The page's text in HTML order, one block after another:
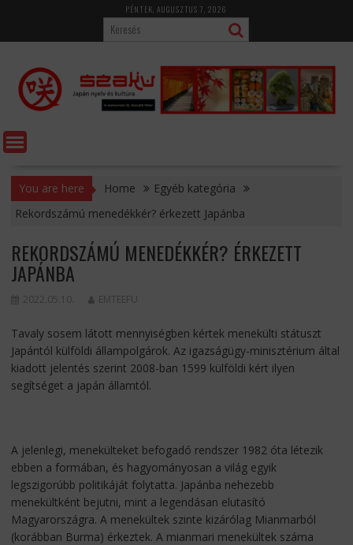
content
PÉNTEK, AUGUSZTUS 7, 2026
You are here Home
Egyéb kategória
Rekordszámú menedékkér? érkezett Japánba
REKORDSZÁMÚ MENEDÉKKÉR? ÉRKEZETT
JAPÁNBA
2022.05.10. EMTEEFU
Tavaly sosem látott mennyiségben kértek menekülti státuszt
Japántól külföldi állampolgárok. Az igazságügy-minisztérium által
kiadott jelentés szerint 2008-ban 1599 külföldi kért ilyen
segítséget a japán államtól.
A jelenlegi, menekülteket befogadó rendszer 1982 óta létezik
ebben a formában, és hagyományosan a világ egyik
legszigorúbb politikáját folytatta. Japánba nehezebb
menekültként bejutni, mint a legendásan elutasító
Magyarországra. A menekültek szinte kizárólag Mianmarból
(korábban Burma) érkeztek. A mianmari menekültek száma